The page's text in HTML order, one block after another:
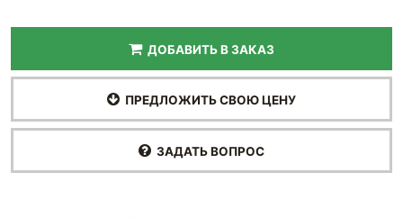
ДОБАВИТЬ В ЗАКАЗ
ПРЕДЛОЖИТЬ СВОЮ ЦЕНУ
ЗАДАТЬ ВОПРОС